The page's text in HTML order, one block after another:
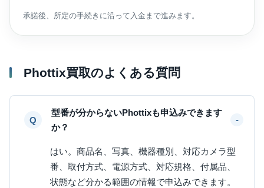
承諾後、所定の手続きに沿って入金まで進みます。
Phottix買取のよくある質問
型番が分からないPhottixも申込みできます
か？
はい。商品名、写真、機器種別、対応カメラ型
番、取付方式、電源方式、対応規格、付属品、
状態など分かる範囲の情報で申込みできます。